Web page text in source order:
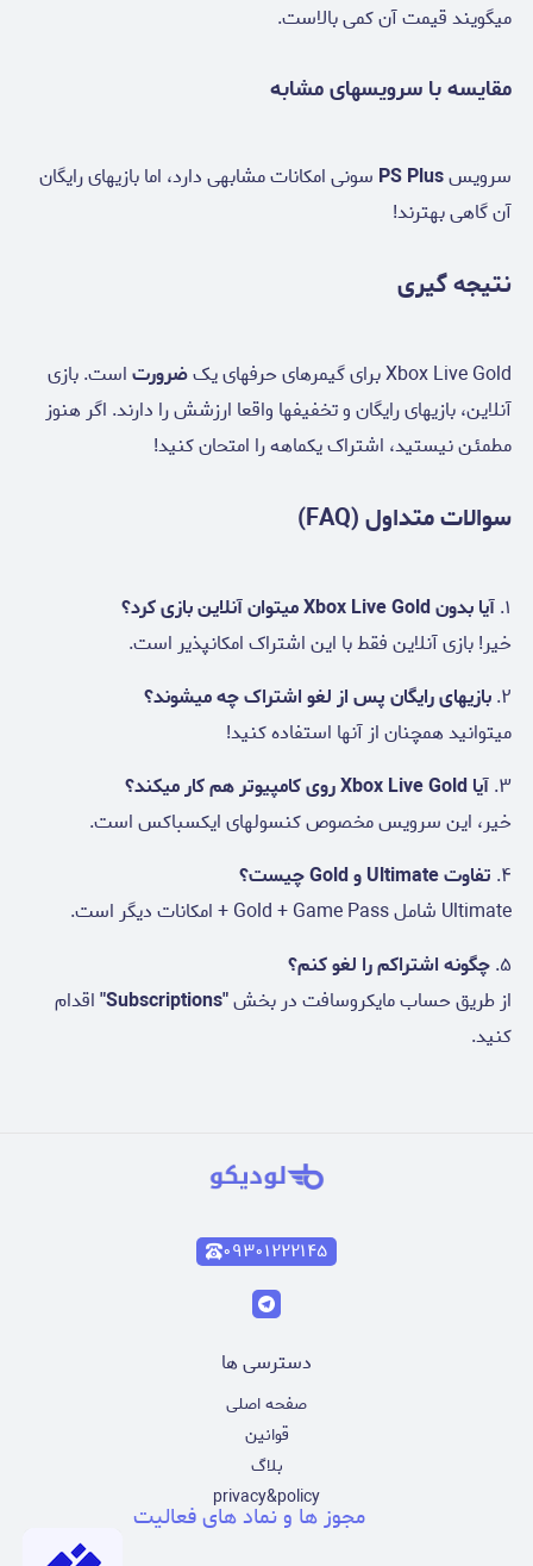
میگویند قیمت آن کمی بالاست.
مقایسه با سرویسهای مشابه
سرویسPS Plus سونی امکانات مشابهی دارد، اما بازیهای رایگان
آن گاهی بهترند!
نتیجه گیری
Xbox Live Gold برای گیمرهای حرفهای یک ضرورتاست. بازی
آنلاین، بازیهای رایگان و تخفیفها واقعا ارزشش را دارند. اگر هنوز
مطمئن نیستید، اشتراک یکماهه را امتحان کنید!
سوالات متداول (FAQ)
۱. آیا بدون Xbox Live Gold میتوان آنلاین بازی کرد؟
خیر! بازی آنلاین فقط با این اشتراک امکانپذیر است.
۲. بازیهای رایگان پس از لغو اشتراک چه میشوند؟
میتوانید همچنان از آنها استفاده کنید!
۳. آیا Xbox Live Gold روی کامپیوتر هم کار میکند؟
خیر، این سرویس مخصوص کنسولهای ایکسباکس است.
۴. تفاوت Ultimate و Gold چیست؟
Ultimate شامل Gold + Game Pass + امکانات دیگر است.
۵. چگونه اشتراکم را لغو کنم؟
از طریق حساب مایکروسافت در بخش"Subscriptions"
اقدام
کنید.
۰۹۳۰۱۲۲۲۱۴۵
دسترسی ها
صفحه اصلی
قوانین
بلاگ
privacy&policy
مجوز ها و نماد های فعالیت